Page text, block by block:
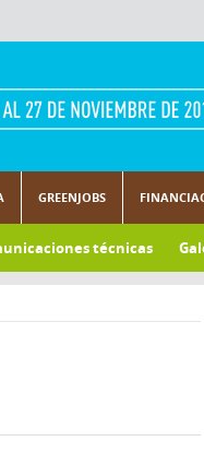
GREENJOBS
técnicas